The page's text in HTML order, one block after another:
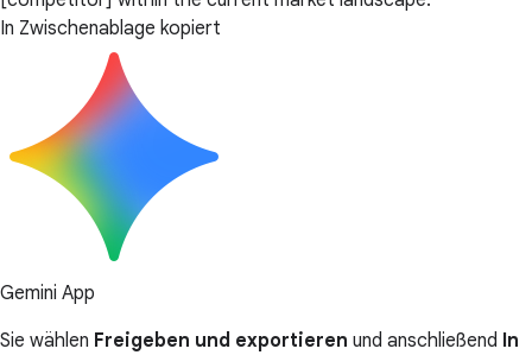
In Zwischenablage kopiert
Gemini App
Sie wählen Freigeben und exportieren und anschließend In